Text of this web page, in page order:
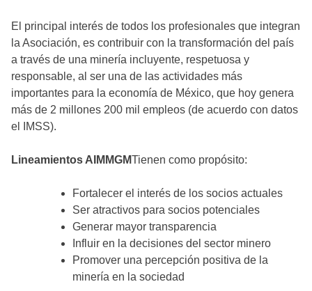
El principal interés de todos los profesionales que integran
la Asociación, es contribuir con la transformación del país
a través de una minería incluyente, respetuosa y
responsable, al ser una de las actividades más
importantes para la economía de México, que hoy genera
más de 2 millones 200 mil empleos (de acuerdo con datos
el IMSS).
Lineamientos AIMMGMTienen como propósito:
Fortalecer el interés de los socios actuales
Ser atractivos para socios potenciales
Generar mayor transparencia
Influir en la decisiones del sector minero
Promover una percepción positiva de la
minería en la sociedad